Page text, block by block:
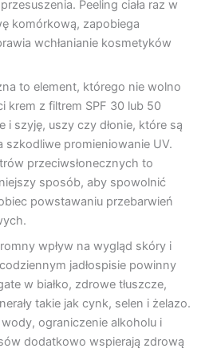
Peeling ciała raz w
komórkową, zapobiega
wchłanianie kosmetyków
to element, którego nie wolno
krem z filtrem SPF 30 lub 50
i szyję, uszy czy dłonie, które są
szkodliwe promieniowanie UV.
przeciwsłonecznych to
sposób, aby spowolnić
powstawaniu przebarwień
wpływ na wygląd skóry i
jadłospisie powinny
w białko, zdrowe tłuszcze,
takie jak cynk, selen i żelazo.
ograniczenie alkoholu i
dodatkowo wspierają zdrową